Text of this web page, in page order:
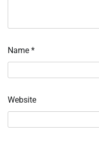
Name *
Website